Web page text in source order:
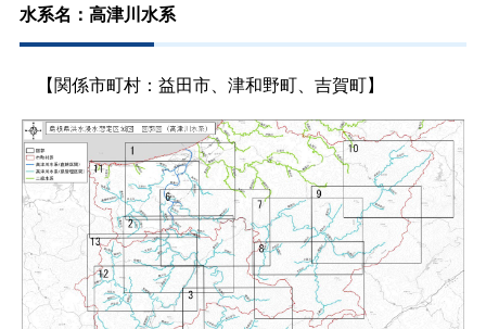
水系名：高津川水系
【関係市町村：益田市、津和野町、吉賀町】